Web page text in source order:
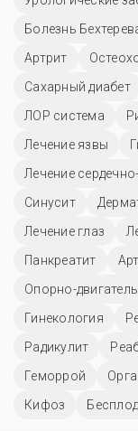
Болезнь
Артрит
Сахарный диабет
ЛОР система
Лечение язвы
Лечение
Синусит
Лечение глаз
Панкреатит
Опорно-
Гинекология
Радикулит
Геморрой
Кифоз